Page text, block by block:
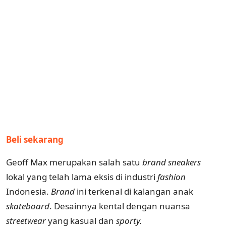
Beli sekarang
Geoff Max merupakan salah satu brand sneakers
lokal yang telah lama eksis di industri fashion
Indonesia. Brand ini terkenal di kalangan anak
skateboard. Desainnya kental dengan nuansa
streetwearyang kasual dan sporty.